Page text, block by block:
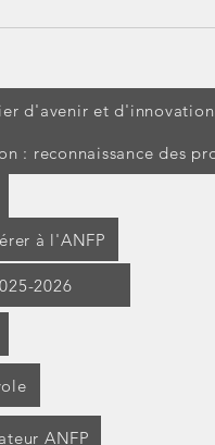
d'avenir et d'innovation
: reconnaissance des
à l'ANFP
2026
ANFP